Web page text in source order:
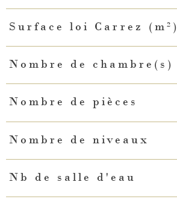
Surface loi Carrez (m²)
Nombre de chambre(s)
Nombre de pièces
Nombre de niveaux
Nb de salle d'eau